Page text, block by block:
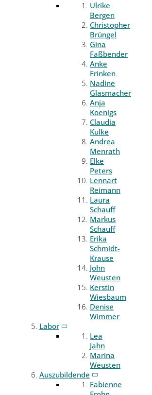
Ulrike
Bergen
Christopher
Brüngel
Gina
Faßbender
Anke
Frinken
Nadine
Glasmacher
Anja
Koenigs
Claudia
Kulke
Andrea
Menrath
Elke
Peters
Lennart
Reimann
Laura
Schauff
Markus
Schauff
Erika
Schmidt-
Krause
John
Weusten
Kerstin
Wiesbaum
Denise
Wimmer
Labor
Lea
Jahn
Marina
Weusten
Auszubildende
Fabienne